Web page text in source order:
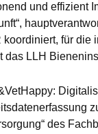
und effizient
“,
koordiniert, für die
das LLH
“ des